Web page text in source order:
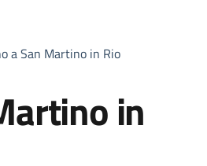
a San Martino in Rio
in